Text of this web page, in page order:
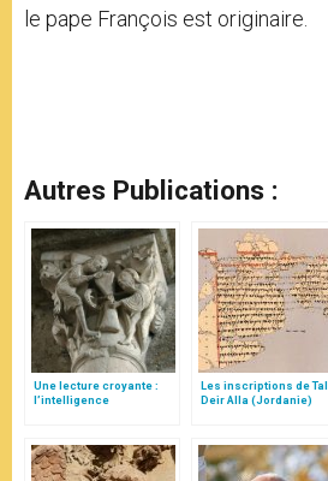
le pape François est originaire.
Autres Publications :
Une lecture croyante :
l’intelligence
Les inscriptions de Tal
Deir Alla (Jordanie)